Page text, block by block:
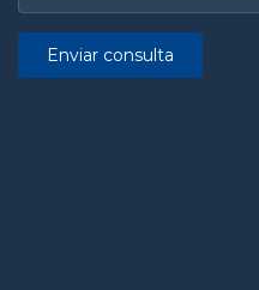
Enviar consulta